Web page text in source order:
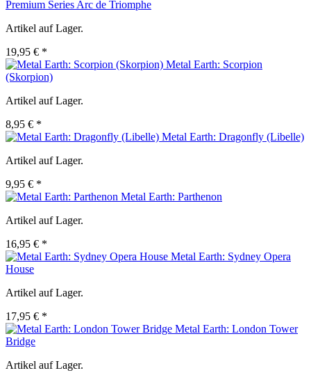
Premium Series Arc de Triomphe
Artikel auf Lager.
19,95 € *
Metal Earth: Scorpion
(Skorpion)
Artikel auf Lager.
8,95 € *
Metal Earth: Dragonfly (Libelle)
Artikel auf Lager.
9,95 € *
Metal Earth: Parthenon
Artikel auf Lager.
16,95 € *
Metal Earth: Sydney Opera
House
Artikel auf Lager.
17,95 € *
Metal Earth: London Tower
Bridge
Artikel auf Lager.